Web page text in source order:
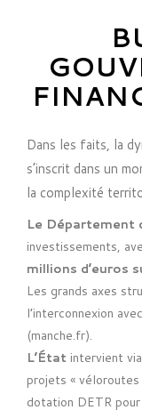
Dans les faits, la
s’inscrit dans un
la complexité
Le Département
investissements,
millions d’euros
Les grands axes
l’interconnexion
(manche.fr).
L’État intervient
projets «
dotation DETR